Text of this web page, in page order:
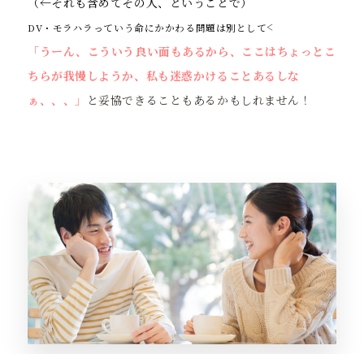
DV・モラハラっていう命にかかわる問題は別として<
「うーん、こういう良い面もあるから、ここはちょっとこ
ちらが我慢しようか、私も迷惑かけることあるしな
ぁ、、、」
と妥協できることもあるかもしれません！